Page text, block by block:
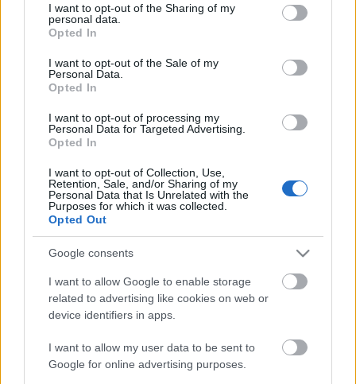
not limited to your visit or usage behaviour. You may click to
grant or deny consent to Google and its third-party tags to
use your data for below specified purposes in below Google
consent section.
I want to opt-out of the Sharing of my
personal data.
Opted In
I want to opt-out of the Sale of my
Personal Data.
Opted In
I want to opt-out of processing my
Personal Data for Targeted Advertising.
Opted In
I want to opt-out of Collection, Use,
Retention, Sale, and/or Sharing of my
Personal Data that Is Unrelated with the
Purposes for which it was collected.
Opted Out
Google consents
I want to allow Google to enable storage
related to advertising like cookies on web or
device identifiers in apps.
I want to allow my user data to be sent to
Google for online advertising purposes.
Az iCTF egy közel ezer résztvevővel megrendezésre
kerülő, nemzetközi verseny, melynek keretében
egyetemi csapatok mérhetik össze képességeiket az
IT-biztonság területén. A megmérettetésre idén a
BME CrySyS laboratóriuma is csapatot szervez. Az
iCTF feladatai szoftver…
BitDefender felvételi
buherator•2009. október 04.
Aki megoldja az ezen az oldalon felsorakoztatott
feladatokat, azt alkalmazza a BitDefender. A leírás
szerint az erős C++ és antivírus ismeret előnyt jelent.
Mit mondhatnék még? Hajrá!
A Native Client eredményei
buherator•2009. július 08.